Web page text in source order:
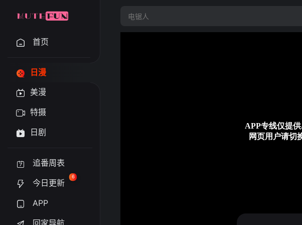
首页
日漫
美漫
特摄
日剧
追番周表
今日更新
6
APP
回家导航